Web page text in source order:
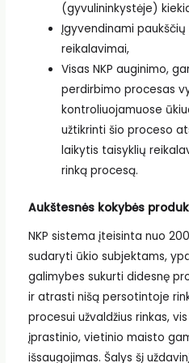
(gyvulininkystėje)
Įgyvendinami
reikalavimai,
Visas NKP auginimo,
perdirbimo procesas
kontroliuojamuose
užtikrinti šio proceso
laikytis taisyklių
rinką procesą.
Aukštesnės kokybės
NKP sistema įteisinta nuo
sudaryti ūkio subjektams,
galimybes sukurti didesnę
ir atrasti nišą persotintoje
procesui užvaldžius rinkas,
įprastinio, vietinio maisto
išsaugojimas. Šalys šį